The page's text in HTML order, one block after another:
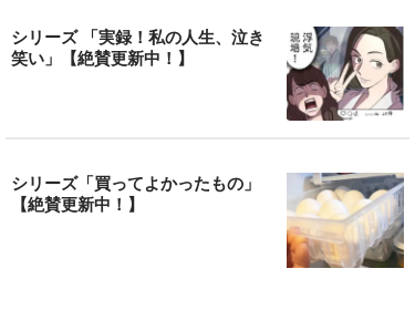
シリーズ 「実録！私の人生、泣き
笑い」【絶賛更新中！】
シリーズ「買ってよかったもの」
【絶賛更新中！】